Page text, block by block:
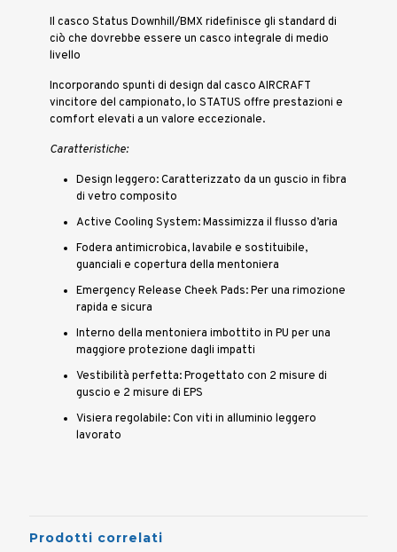
Il casco Status Downhill/BMX ridefinisce gli standard di
ciò che dovrebbe essere un casco integrale di medio
livello
Incorporando spunti di design dal casco AIRCRAFT
vincitore del campionato, lo STATUS offre prestazioni e
comfort elevati a un valore eccezionale.
Caratteristiche:
Design leggero: Caratterizzato da un guscio in fibra
di vetro composito
Active Cooling System: Massimizza il flusso d’aria
Fodera antimicrobica, lavabile e sostituibile,
guanciali e copertura della mentoniera
Emergency Release Cheek Pads: Per una rimozione
rapida e sicura
Interno della mentoniera imbottito in PU per una
maggiore protezione dagli impatti
Vestibilità perfetta: Progettato con 2 misure di
guscio e 2 misure di EPS
Visiera regolabile: Con viti in alluminio leggero
lavorato
Prodotti correlati